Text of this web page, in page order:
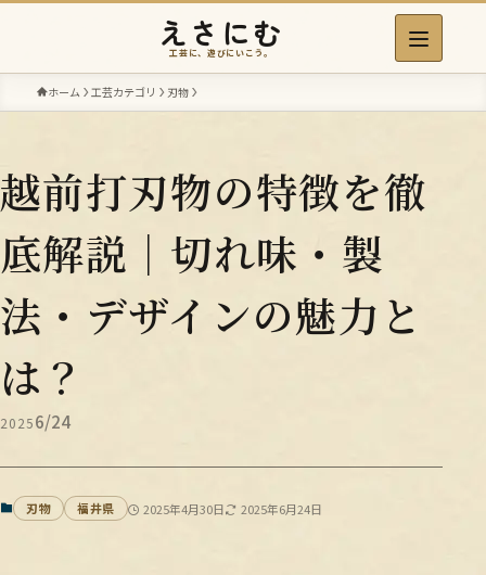
えさにむ
工芸に、遊びにいこう。
ホーム 工芸カテゴリ 刃物
越前打刃物の特徴を徹
底解説｜切れ味・製
法・デザインの魅力と
は？
20256/24
刃物 福井県 2025年4月30日 2025年6月24日